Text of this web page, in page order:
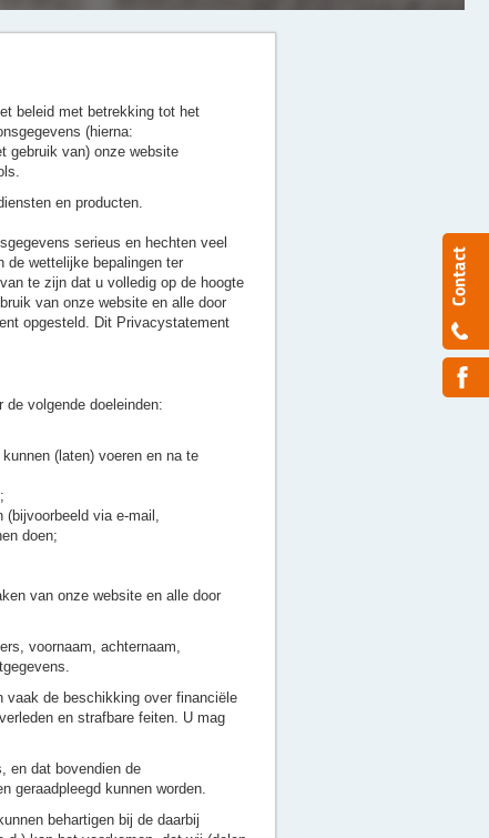
beleid met betrekking tot het
(hierna:
gebruik van) onze website
en producten.
serieus en hechten veel
de wettelijke bepalingen ter
te zijn dat u volledig op de hoogte
van onze website en alle door
opgesteld. Dit Privacystatement
de volgende doeleinden:
(laten) voeren en na te
(bijvoorbeeld via e-mail,
doen;
van onze website en alle door
voornaam, achternaam,
vaak de beschikking over financiële
en strafbare feiten. U mag
en dat bovendien de
geraadpleegd kunnen worden.
behartigen bij de daarbij